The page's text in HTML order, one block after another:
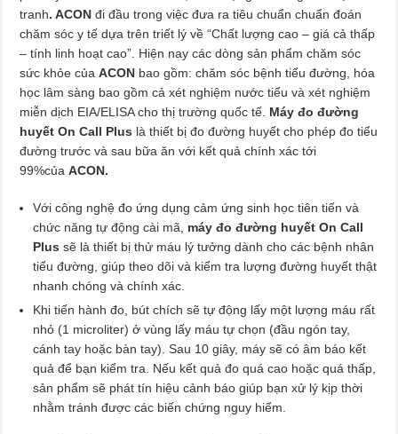
tranh. ACONđi đầu trong việc đưa ra tiêu chuẩn chuẩn đoán
chăm sóc y tế dựa trên triết lý về “Chất lượng cao – giá cả thấp
– tính linh hoạt cao”. Hiện nay các dòng sản phẩm chăm sóc
sức khỏe củaACON bao gồm: chăm sóc bệnh tiểu đường, hóa
học lâm sàng bao gồm cả xét nghiệm nước tiểu và xét nghiệm
miễn dịch EIA/ELISA cho thị trường quốc tế. Máy đo đường
huyết On Call Plus là thiết bị đo đường huyết cho phép đo tiểu
đường trước và sau bữa ăn với kết quả chính xác tới
99%củaACON.
Với công nghệ đo ứng dụng cảm ứng sinh học tiên tiến và
chức năng tự động cài mã,
máy đo đường huyết On Call
Plussẽ là thiết bị thử máu lý tưởng dành cho các bệnh nhân
tiểu đường, giúp theo dõi và kiểm tra lượng đường huyết thật
nhanh chóng và chính xác.
Khi tiến hành đo, bút chích sẽ tự động lấy một lượng máu rất
nhỏ (1 microliter) ở vùng lấy máu tự chọn (đầu ngón tay,
cánh tay hoặc bàn tay). Sau 10 giây, máy sẽ có âm báo kết
quả để bạn kiểm tra. Nếu kết quả đo quá cao hoặc quá thấp,
sản phẩm sẽ phát tín hiệu cảnh báo giúp bạn xử lý kịp thời
nhằm tránh được các biến chứng nguy hiểm.